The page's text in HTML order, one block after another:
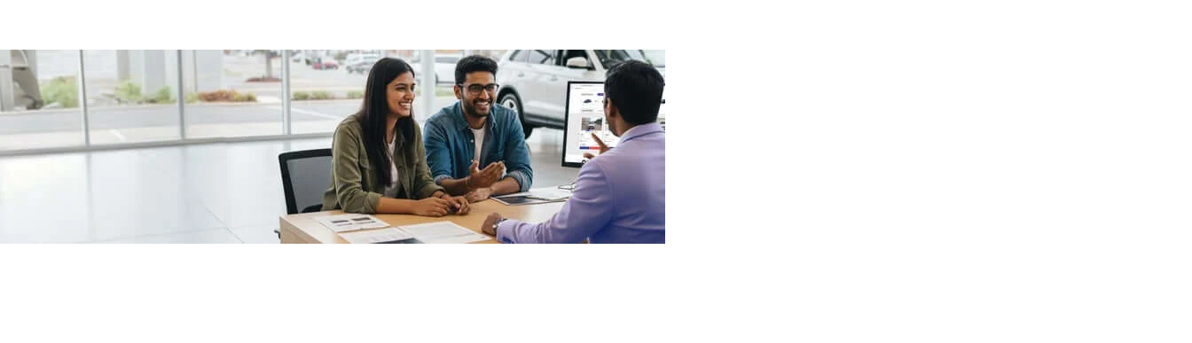
/fragments/plp-details